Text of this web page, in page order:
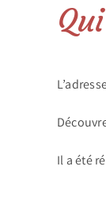
Il a été